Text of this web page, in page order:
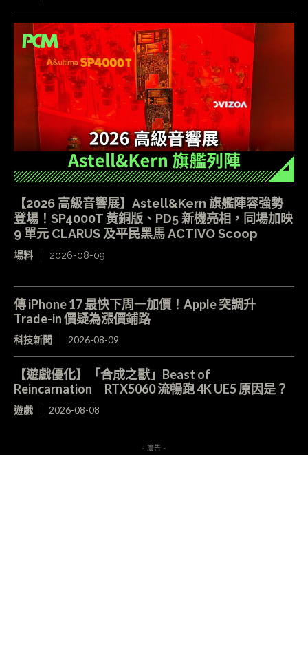
【2026 高級音響展】Astell&Kern 旗艦陣容強勢
登場！SP4000T 黃銅版、PD5 新機亮相，同場加映
9 單元 CLARUS 及平民黑馬 ACTIVO Scoop
場料 2026-08-09
傳 iPhone 17 最快下周一加價！Apple 突調升
Trade-in 價疑為漲價鋪路
科技新聞 2026-08-09
【遊戲優化】「合成之獸」Beast of
Reincarnation RTX5060 流暢跑 4K UE5 原因是？
遊戲 2026-08-08
- 廣告 -